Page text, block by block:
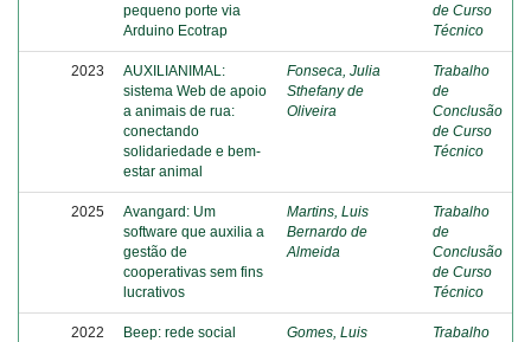
pequeno porte via
Arduino Ecotrap
de Curso
Técnico
2023
AUXILIANIMAL:
sistema Web de apoio
a animais de rua:
conectando
solidariedade e bem-
estar animal
Fonseca, Julia
Sthefany de
Oliveira
Trabalho
de
Conclusão
de Curso
Técnico
2025
Avangard: Um
software que auxilia a
gestão de
cooperativas sem fins
lucrativos
Martins, Luis
Bernardo de
Almeida
Trabalho
de
Conclusão
de Curso
Técnico
2022
Beep: rede social
Gomes, Luis
Trabalho